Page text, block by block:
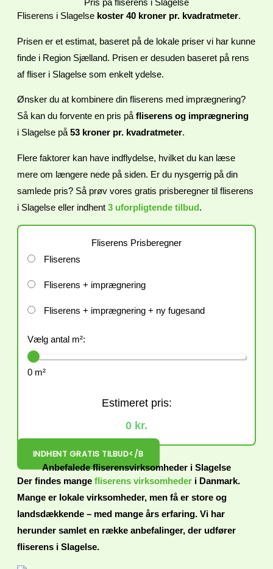
Pris på fliserens i Slagelse
Fliserens i Slagelse koster 40 kroner pr. kvadratmeter.
Prisen er et estimat, baseret på de lokale priser vi har kunne
finde i Region Sjælland. Prisen er desuden baseret på rens
af fliser i Slagelse som enkelt ydelse.
Ønsker du at kombinere din fliserens med imprægnering?
Så kan du forvente en pris påfliserens og imprægnering
i Slagelse på53 kroner pr. kvadratmeter.
Flere faktorer kan have indflydelse, hvilket du kan læse
mere om længere nede på siden. Er du nysgerrig på din
samlede pris? Så prøv vores gratis prisberegner til fliserens
i Slagelse eller indhent 3 uforpligtende tilbud .
Fliserens Prisberegner
Fliserens
Fliserens + imprægnering
Fliserens + imprægnering + ny fugesand
Vælg antal m²:
0 m²
Estimeret pris:
0 kr.
INDHENT GRATIS TILBUD</B
Anbefalede fliserensvirksomheder i Slagelse
Der findes mange fliserens virksomhederi Danmark.
Mange er lokale virksomheder, men få er store og
landsdækkende – med mange års erfaring. Vi har
herunder samlet en række anbefalinger, der udfører
fliserens i Slagelse.